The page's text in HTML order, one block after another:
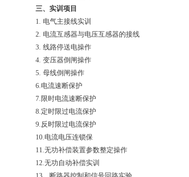
三、实训项目
1. 电气主接线实训
2. 电流互感器与电压互感器的接线
3. 线路停送电操作
4. 变压器倒闸操作
5. 母线倒闸操作
6.电流速断保护
7.限时电流速断保护
8.定时限过电流保护
9.反时限过电流保护
10.电流电压连锁保
11.无功补偿装置参数整定操作
12.无功自动补偿实训